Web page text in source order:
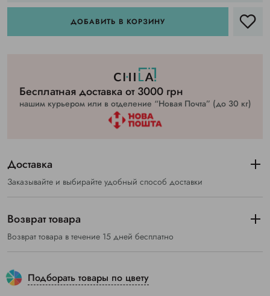
ДОБАВИТЬ В КОРЗИНУ
Бесплатная доставка от 3000 грн
нашим курьером или в отделение “Новая Почта” (до 30 кг)
Доставка
Заказывайте и выбирайте удобный способ доставки
Возврат товара
Возврат товара в течение 15 дней бесплатно
Подборать товары по цвету